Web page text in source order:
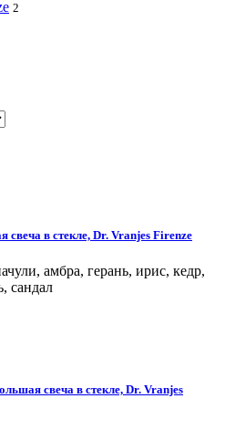
2
свеча в стекле, Dr. Vranjes Firenze
амбра, герань, ирис, кедр,
сандал
свеча в стекле, Dr. Vranjes